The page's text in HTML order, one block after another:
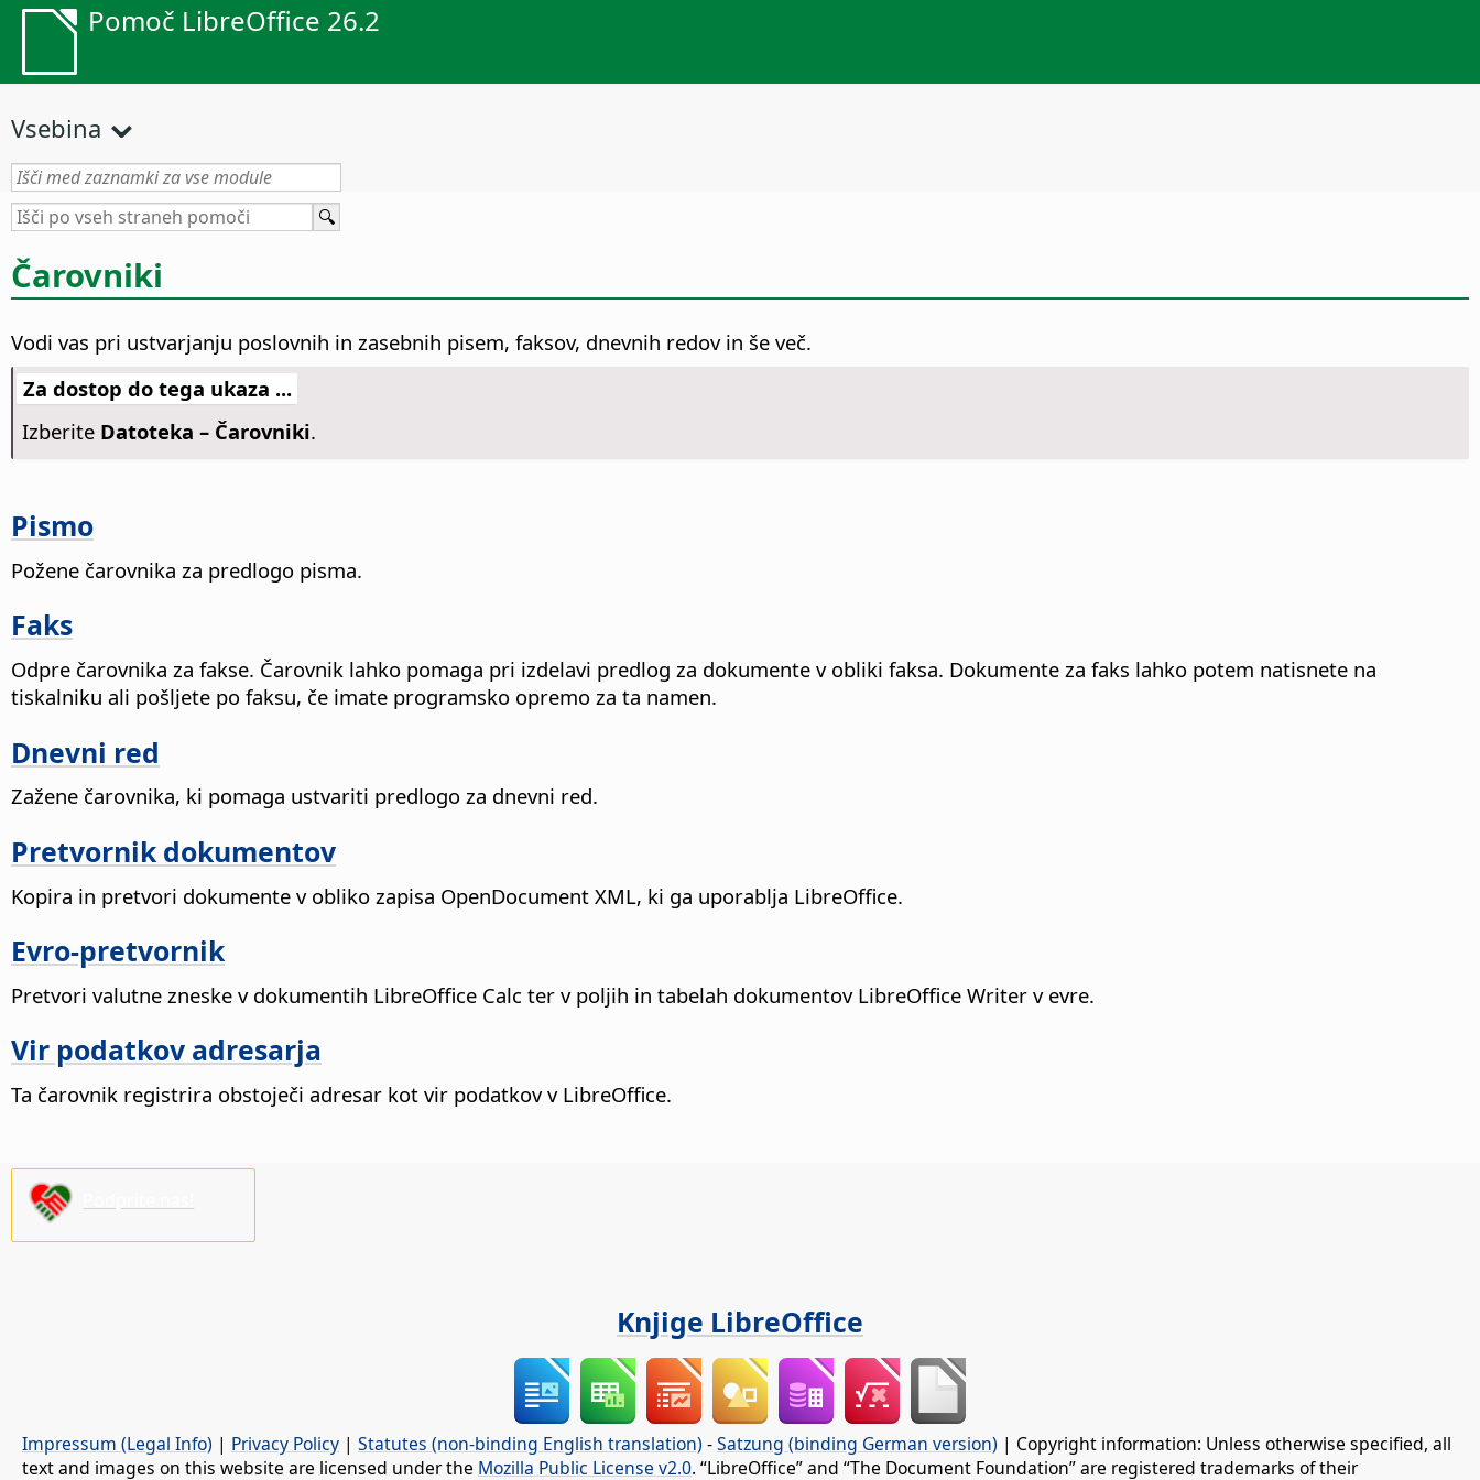
Pomoč LibreOffice 26.2
Vsebina
Čarovniki
Vodi vas pri ustvarjanju poslovnih in zasebnih pisem, faksov, dnevnih redov in še več.
Za dostop do tega ukaza ...
Izberite Datoteka – Čarovniki.
Pismo
Požene čarovnika za predlogo pisma.
Faks
Odpre čarovnika za fakse. Čarovnik lahko pomaga pri izdelavi predlog za dokumente v obliki faksa. Dokumente za faks lahko potem natisnete na
tiskalniku ali pošljete po faksu, če imate programsko opremo za ta namen.
Dnevni red
Zažene čarovnika, ki pomaga ustvariti predlogo za dnevni red.
Pretvornik dokumentov
Kopira in pretvori dokumente v obliko zapisa OpenDocument XML, ki ga uporablja LibreOffice.
Evro-pretvornik
Pretvori valutne zneske v dokumentih LibreOffice Calc ter v poljih in tabelah dokumentov LibreOffice Writer v evre.
Vir podatkov adresarja
Ta čarovnik registrira obstoječi adresar kot vir podatkov v LibreOffice.
Knjige LibreOffice
Impressum (Legal Info) | Privacy Policy | Statutes (non-binding English translation) -Satzung (binding German version) | Copyright information: Unless otherwise specified, all
text and images on this website are licensed under the Mozilla Public License v2.0. “LibreOffice” and “The Document Foundation” are registered trademarks of their